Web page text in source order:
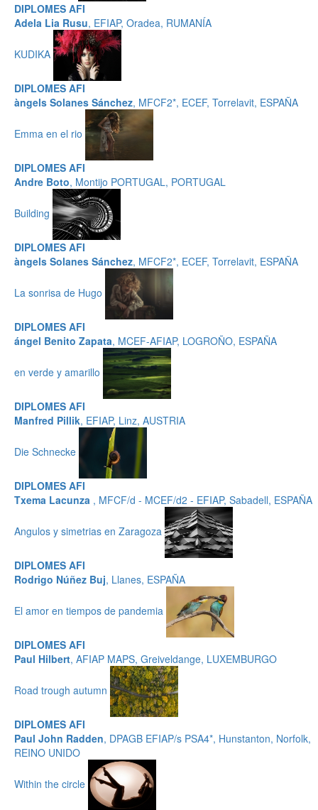
DIPLOMES AFI
Adela Lia Rusu, EFIAP, Oradea, RUMANÍA
KUDIKA
DIPLOMES AFI
àngels Solanes Sánchez, MFCF2*, ECEF, Torrelavit, ESPAÑA
Emma en el rio
DIPLOMES AFI
Andre Boto, Montijo PORTUGAL, PORTUGAL
Building
DIPLOMES AFI
àngels Solanes Sánchez, MFCF2*, ECEF, Torrelavit, ESPAÑA
La sonrisa de Hugo
DIPLOMES AFI
ángel Benito Zapata, MCEF-AFIAP, LOGROÑO, ESPAÑA
en verde y amarillo
DIPLOMES AFI
Manfred Pillik, EFIAP, Linz, AUSTRIA
Die Schnecke
DIPLOMES AFI
Txema Lacunza , MFCF/d - MCEF/d2 - EFIAP, Sabadell, ESPAÑA
Angulos y simetrias en Zaragoza
DIPLOMES AFI
Rodrigo Núñez Buj, Llanes, ESPAÑA
El amor en tiempos de pandemia
DIPLOMES AFI
Paul Hilbert, AFIAP MAPS, Greiveldange, LUXEMBURGO
Road trough autumn
DIPLOMES AFI
Paul John Radden, DPAGB EFIAP/s PSA4*, Hunstanton, Norfolk,
REINO UNIDO
Within the circle